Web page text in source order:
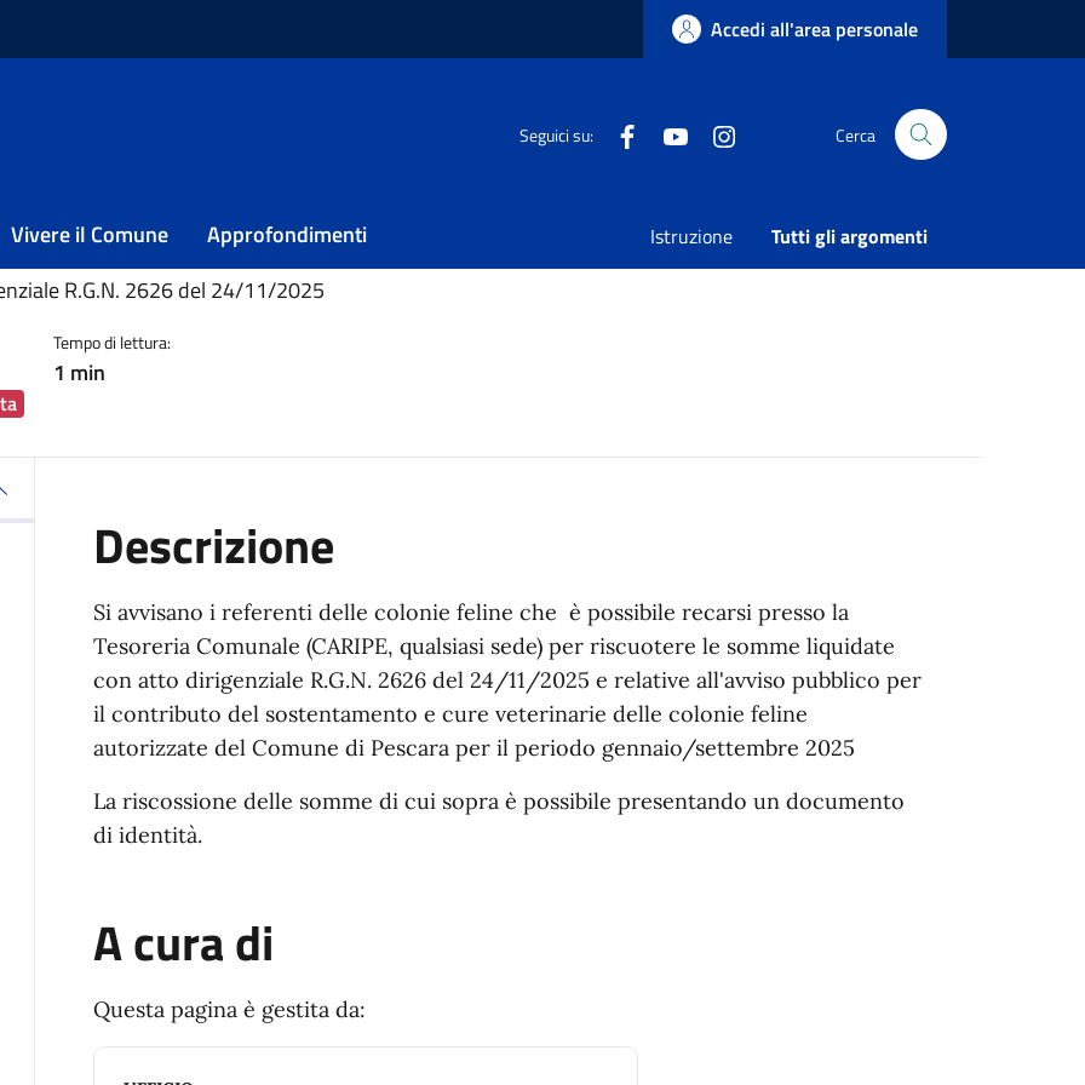
Accedi all'area personale
Seguici su: FacebookYoutube Cerca
Vivere il Comune Approfondimenti Istruzione Tutti gli argomenti
R.G.N. 2626 del 24/11/2025
Tempo di lettura:
1 min
Descrizione
Si avvisano i referenti delle colonie feline che è possibile recarsi presso la
Tesoreria Comunale (CARIPE, qualsiasi sede) per riscuotere le somme liquidate
con atto dirigenziale R.G.N. 2626 del 24/11/2025 e relative all'avviso pubblico per
il contributo del sostentamento e cure veterinarie delle colonie feline
autorizzate del Comune di Pescara per il periodo gennaio/settembre 2025
La riscossione delle somme di cui sopra è possibile presentando un documento
di identità.
A cura di
Questa pagina è gestita da: